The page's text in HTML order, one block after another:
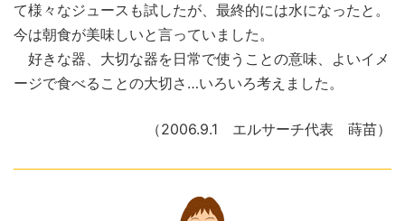
て様々なジュースも試したが、最終的には水になったと。
今は朝食が美味しいと言っていました。
好きな器、大切な器を日常で使うことの意味、よいイメ
ージで食べることの大切さ…いろいろ考えました。
（2006.9.1 エルサーチ代表 蒔苗）